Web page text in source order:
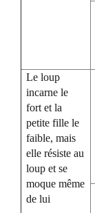
Le loup
incarne le
fort et la
petite fille le
faible, mais
elle résiste au
loup et se
moque même
de lui